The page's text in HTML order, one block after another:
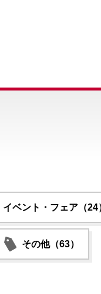
イベント・フェア（24
その他（63）